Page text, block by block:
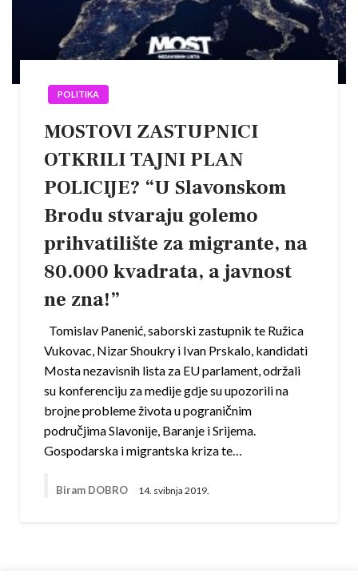
POLITIKA
MOSTOVI ZASTUPNICI
OTKRILI TAJNI PLAN
POLICIJE? “U Slavonskom
Brodu stvaraju golemo
prihvatilište za migrante, na
80.000 kvadrata, a javnost
ne zna!”
Tomislav Panenić, saborski zastupnik te Ružica
Vukovac, Nizar Shoukry i Ivan Prskalo, kandidati
Mosta nezavisnih lista za EU parlament, održali
su konferenciju za medije gdje su upozorili na
brojne probleme života u pograničnim
područjima Slavonije, Baranje i Srijema.
Gospodarska i migrantska kriza te…
Biram DOBRO 14. svibnja 2019.